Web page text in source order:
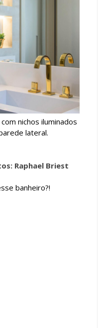
nichos iluminados
lateral.
Raphael Briest
banheiro?!